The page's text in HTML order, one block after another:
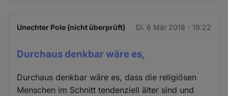
Unechter Pole (nicht überprüft) Di. 6 Mär 2018 - 19:22
Durchaus denkbar wäre es,
Durchaus denkbar wäre es, dass die religiösen
Menschen im Schnitt tendenziell älter sind und